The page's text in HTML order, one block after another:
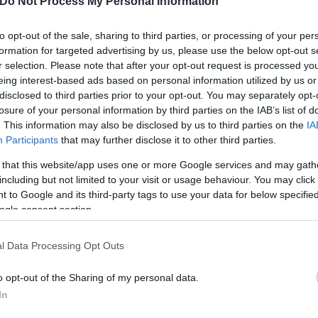
opt-out of the sale, sharing to third parties, or processing of your
for targeted advertising by us, please use the below opt-out
selection. Please note that after your opt-out request is processed
interest-based ads based on personal information utilized by us
to third parties prior to your opt-out. You may separately
of your personal information by third parties on the IAB’s list of
This information may also be disclosed by us to third parties on the
Participants that may further disclose it to other third parties.
that this website/app uses one or more Google services and may
but not limited to your visit or usage behaviour. You may
to Google and its third-party tags to use your data for below
consent section.
Data Processing Opt Outs
opt-out of the Sharing of my personal data.
χαρακτηριστικά.
δικαστικών εγκαταστάσεων, περιγράφοντας τις
παλαιότερα ως ειρηνοδικείο και
ανακαίνισης και συντήρησης.